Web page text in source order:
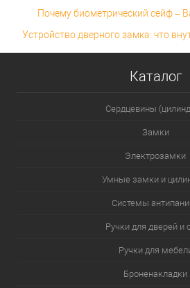
Почему биометрический сейф –
Устройство дверного замка: что
Каталог
Сердцевины
Замки
Электрозамки
Умные замки и
Системы
Ручки для дверей и
Ручки для
Броненакладки